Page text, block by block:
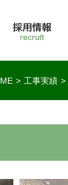
お問い合わせ
工事実績